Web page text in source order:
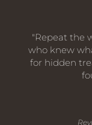
"Repeat the
who knew
for hidden